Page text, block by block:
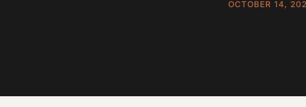
OCTOBER 14,